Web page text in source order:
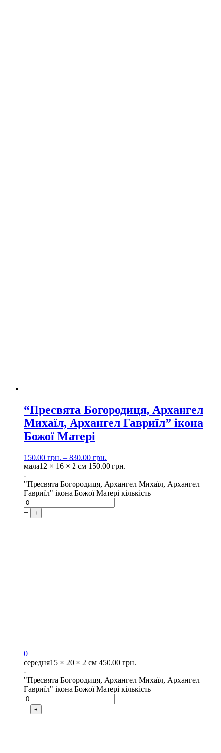
“Пресвята Богородиця, Архангел
Михаїл, Архангел Гавриїл” ікона
Божої Матері
150.00 грн. – 830.00 грн.
мала12 × 16 × 2 см 150.00 грн.
-
"Пресвята Богородиця, Архангел Михаїл, Архангел
Гавриїл" ікона Божої Матері кількість
+ +
0
середня15 × 20 × 2 см 450.00 грн.
-
"Пресвята Богородиця, Архангел Михаїл, Архангел
Гавриїл" ікона Божої Матері кількість
+ +